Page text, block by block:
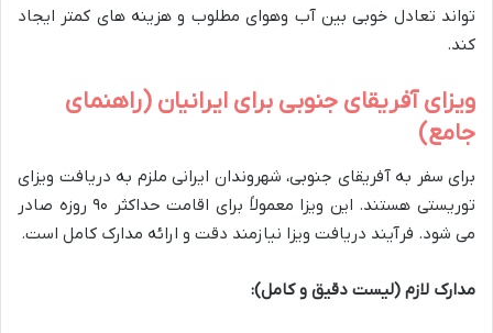
تواند تعادل خوبی بین آب وهوای مطلوب و هزینه های کمتر ایجاد
کند.
ویزای آفریقای جنوبی برای ایرانیان (راهنمای
جامع)
برای سفر به آفریقای جنوبی، شهروندان ایرانی ملزم به دریافت ویزای
توریستی هستند. این ویزا معمولاً برای اقامت حداکثر ۹۰ روزه صادر
می شود. فرآیند دریافت ویزا نیازمند دقت و ارائه مدارک کامل است.
مدارک لازم (لیست دقیق و کامل):